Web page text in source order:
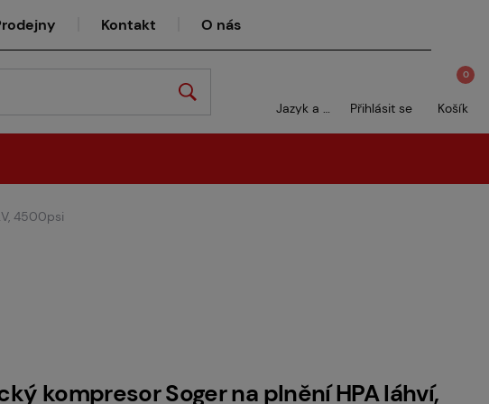
Kontakt O nás
Jazyk a měna Přihlásit se
0
Košík
4500psi
kompresor Soger na plnění HPA láhví,